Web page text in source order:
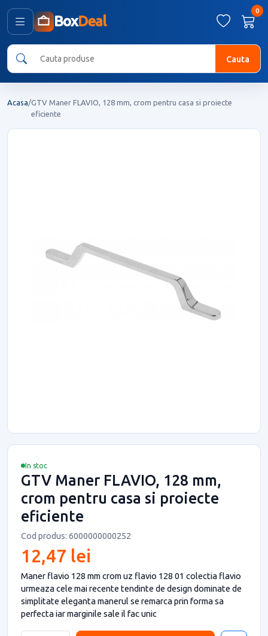
BoxDeal
0
Cauta
Acasa/GTV Maner FLAVIO, 128 mm, crom pentru casa si proiecte
eficiente
In stoc
GTV Maner FLAVIO, 128 mm,
crom pentru casa si proiecte
eficiente
Cod produs: 6000000000252
12,47 lei
Maner flavio 128 mm crom uz flavio 128 01 colectia flavio
urmeaza cele mai recente tendinte de design dominate de
simplitate eleganta manerul se remarca prin forma sa
perfecta iar marginile sale il fac unic